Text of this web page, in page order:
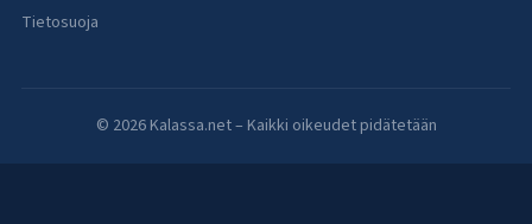
Tietosuoja
© 2026 Kalassa.net – Kaikki oikeudet pidätetään